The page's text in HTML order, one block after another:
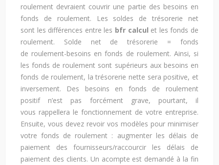
roulement devraient couvrir une partie des besoins en
fonds de roulement. Les soldes de trésorerie net
sont les différences entre les bfr calcul et les fonds de
roulement. Solde net de trésorerie = fonds
de roulement-besoins en fonds de roulement. Ainsi, si
les fonds de roulement sont supérieurs aux besoins en
fonds de roulement, la trésorerie nette sera positive, et
inversement. Des besoins en fonds de roulement
positif n’est pas forcément grave, pourtant, il
vous rappellera le fonctionnement de votre entreprise.
Ensuite, vous devez revoir vos modèles pour minimiser
votre fonds de roulement : augmenter les délais de
paiement des fournisseurs/raccourcir les délais de
paiement des clients. Un acompte est demandé à la fin